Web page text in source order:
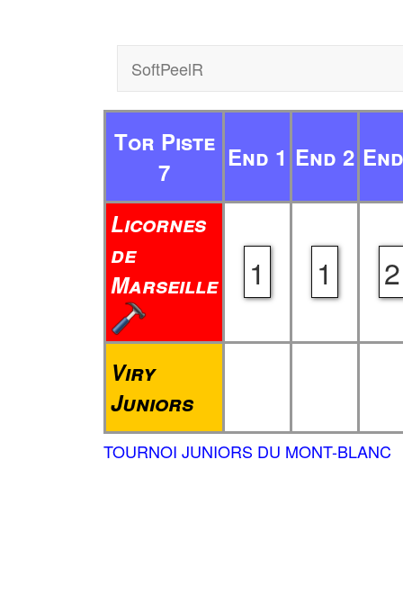
SoftPeelR
Tor Piste
7
End 1 End 2
Licornes
de
Marseille
1 1 2
Viry
Juniors
TOURNOI JUNIORS DU MONT-BLANC